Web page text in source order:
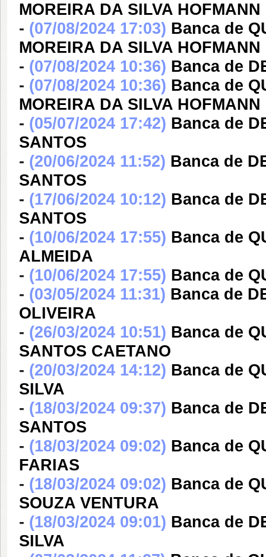
MOREIRA DA SILVA HOFMANN
- (07/08/2024 17:03) Banca de
MOREIRA DA SILVA HOFMANN
- (07/08/2024 10:36) Banca de
- (07/08/2024 10:36) Banca de
MOREIRA DA SILVA HOFMANN
- (05/07/2024 17:42) Banca de
SANTOS
- (20/06/2024 11:52) Banca de
SANTOS
- (17/06/2024 10:12) Banca de
SANTOS
- (10/06/2024 17:55) Banca de
ALMEIDA
- (10/06/2024 17:55) Banca de
- (03/05/2024 11:31) Banca de
OLIVEIRA
- (26/03/2024 10:51) Banca de
SANTOS CAETANO
- (20/03/2024 14:12) Banca de
SILVA
- (18/03/2024 09:37) Banca de
SANTOS
- (18/03/2024 09:02) Banca de
FARIAS
- (18/03/2024 09:02) Banca de
SOUZA VENTURA
- (18/03/2024 09:01) Banca de
SILVA